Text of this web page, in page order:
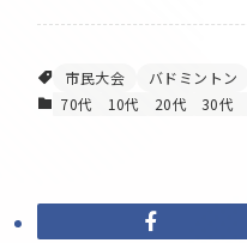
市民大会 バドミントン
70代
10代 20代 30代